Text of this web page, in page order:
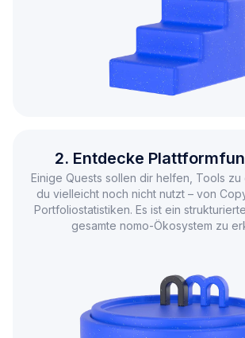
2. Entdecke
Einige Quests sollen dir helfen, Tools
du vielleicht noch nicht nutzt – von
Portfoliostatistiken. Es ist ein
gesamte nomo-Ökosystem zu